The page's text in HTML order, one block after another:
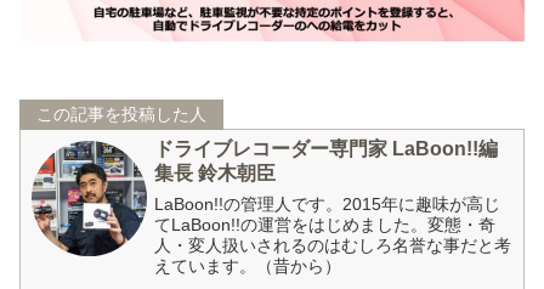
この記事を投稿した人
ドライブレコーダー専門家 LaBoon!!編
集長 鈴木朝臣
LaBoon!!の管理人です。2015年に趣味が高じ
てLaBoon!!の運営をはじめました。変態・奇
人・変人扱いされるのはむしろ名誉な事だと考
えています。（昔から）